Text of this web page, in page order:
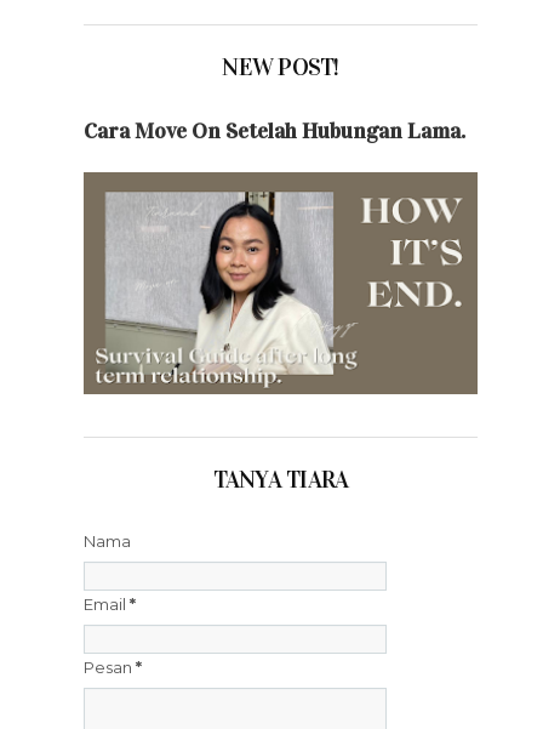
NEW POST!
Cara Move On Setelah Hubungan Lama.
TANYA TIARA
Nama
Email *
Pesan *